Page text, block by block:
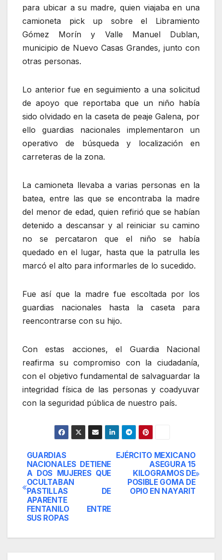
para ubicar a su madre, quien viajaba en una
camioneta pick up sobre el Libramiento
Gómez Morín y Valle Manuel Dublan,
municipio de Nuevo Casas Grandes, junto con
otras personas.
Lo anterior fue en seguimiento a una solicitud
de apoyo que reportaba que un niño había
sido olvidado en la caseta de peaje Galena, por
ello guardias nacionales implementaron un
operativo de búsqueda y localización en
carreteras de la zona.
La camioneta llevaba a varias personas en la
batea, entre las que se encontraba la madre
del menor de edad, quien refirió que se habían
detenido a descansar y al reiniciar su camino
no se percataron que el niño se había
quedado en el lugar, hasta que la patrulla les
marcó el alto para informarles de lo sucedido.
Fue así que la madre fue escoltada por los
guardias nacionales hasta la caseta para
reencontrarse con su hijo.
Con estas acciones, el Guardia Nacional
reafirma su compromiso con la ciudadanía,
con el objetivo fundamental de salvaguardar la
integridad física de las personas y coadyuvar
con la seguridad pública de nuestro país.
Navegación
de
entradas
EJÉRCITO MEXICANO
ASEGURA 15
KILOGRAMOS DE
POSIBLE GOMA DE
OPIO EN NAYARIT
GUARDIAS
NACIONALES DETIENE
A DOS MUJERES QUE
OCULTABAN
PASTILLAS DE
APARENTE
FENTANILO ENTRE
SUS ROPAS